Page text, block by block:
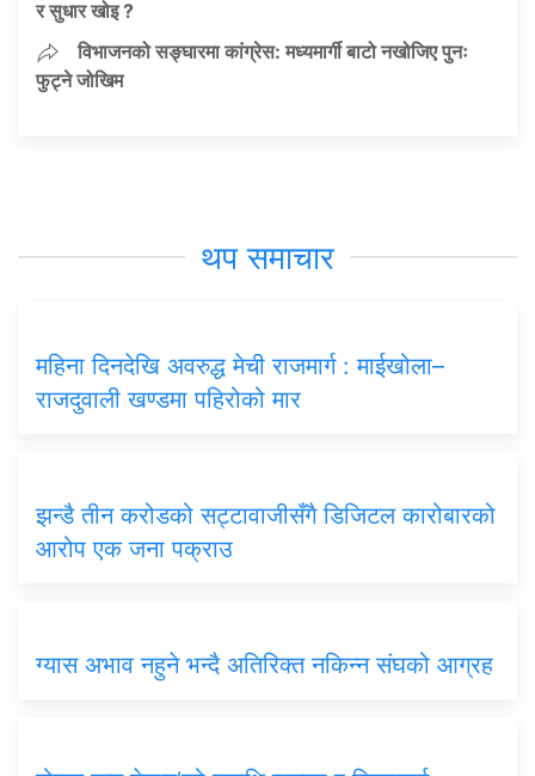
र सुधार खोइ ?
विभाजनको सङ्घारमा कांग्रेस: मध्यमार्गी बाटो नखोजिए पुनः
फुट्ने जोखिम
थप समाचार
महिना दिनदेखि अवरुद्ध मेची राजमार्ग : माईखोला–
राजदुवाली खण्डमा पहिरोको मार
झन्डै तीन करोडको सट्टावाजीसँगै डिजिटल कारोबारको
आरोप एक जना पक्राउ
ग्यास अभाव नहुने भन्दै अतिरिक्त नकिन्न संघको आग्रह